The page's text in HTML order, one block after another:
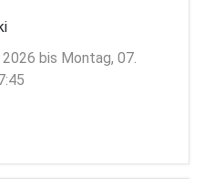
bis Montag, 07.